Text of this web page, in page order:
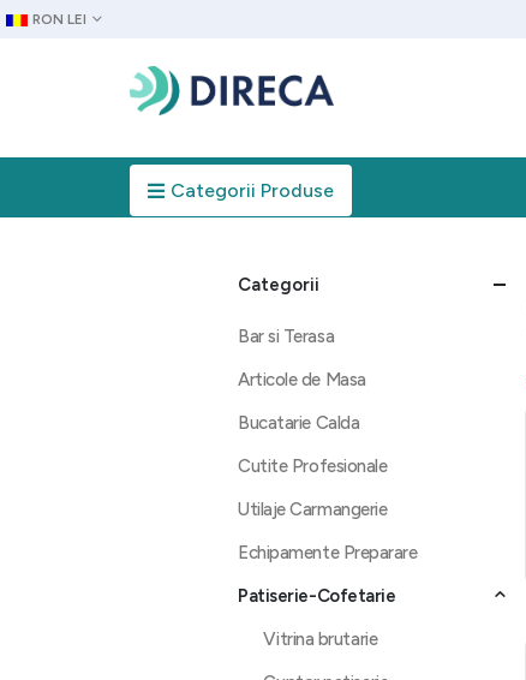
RON LEI
Categorii Produse
Categorii
Bar si Terasa
Articole de Masa
Bucatarie Calda
Cutite Profesionale
Utilaje Carmangerie
Echipamente Preparare
Patiserie-Cofetarie
Vitrina brutarie